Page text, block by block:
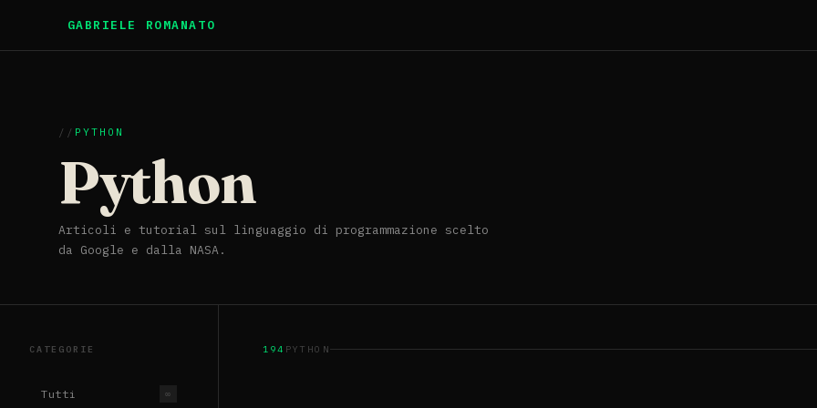
GABRIELE ROMANATO
PYTHON
Python
Articoli e tutorial sul linguaggio di programmazione scelto
da Google e dalla NASA.
CATEGORIE
Tutti ∞
194 PYTHON